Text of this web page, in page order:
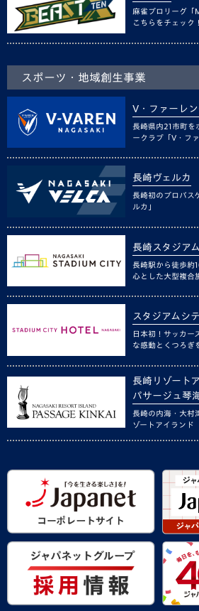
麻雀プロリーグ「
こちらをチェック！
スポーツ・地域創生事業
V・ファーレ
長崎県内21市町を
ークラブ「V・フ
長崎ヴェルカ
長崎初のプロバス
ルカ」
長崎スタジア
長崎駅から徒歩約
心とした大型複合
スタジアムシ
日本初！サッカー
な感動とくつろぎ
長崎リゾート
パサージュ琴
長崎の内海・大村
ゾートアイランド